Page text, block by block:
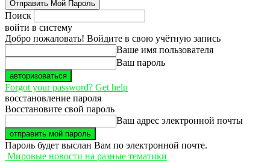
Поиск
войти в систему
Добро пожаловать! Войдите в свою учётную запись
Ваше имя пользователя
Ваш пароль
Forgot your password? Get help
восстановление пароля
Восстановите свой пароль
Ваш адрес электронной почты
Пароль будет выслан Вам по электронной почте.
Мировые новости на разные тематики